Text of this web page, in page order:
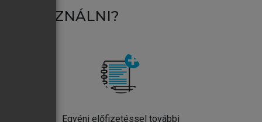
HASZNÁLNI?
Egyéni előfizetéssel további